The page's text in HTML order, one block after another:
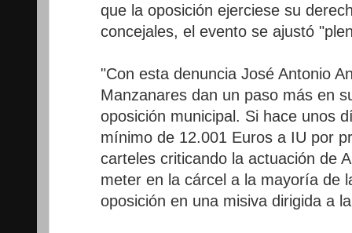
que la oposición ejerciese su
concejales, el evento se ajustó
"Con esta denuncia José Antonio
Manzanares dan un paso más en
oposición municipal. Si hace unos
mínimo de 12.001 Euros a IU por
carteles criticando la actuación de
meter en la cárcel a la mayoría de
oposición en una misiva dirigida a